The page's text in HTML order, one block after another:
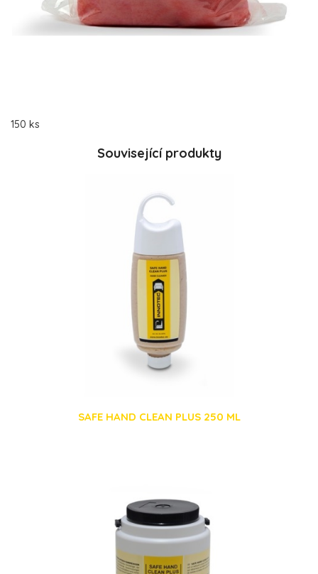
150 ks
Související produkty
SAFE HAND CLEAN PLUS 250 ML